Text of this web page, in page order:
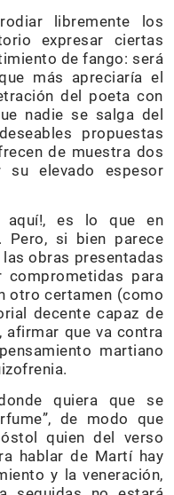
libremente los
expresar ciertas
de fango: será
más apreciaría el
del poeta con
nadie se salga del
propuestas
de muestra dos
su elevado espesor
aquí!, es lo que en
Pero, si bien parece
obras presentadas
para
otro certamen (como
decente capaz de
afirmar que va contra
martiano
quiera que se
de modo que
quien del verso
hablar de Martí hay
y la veneración,